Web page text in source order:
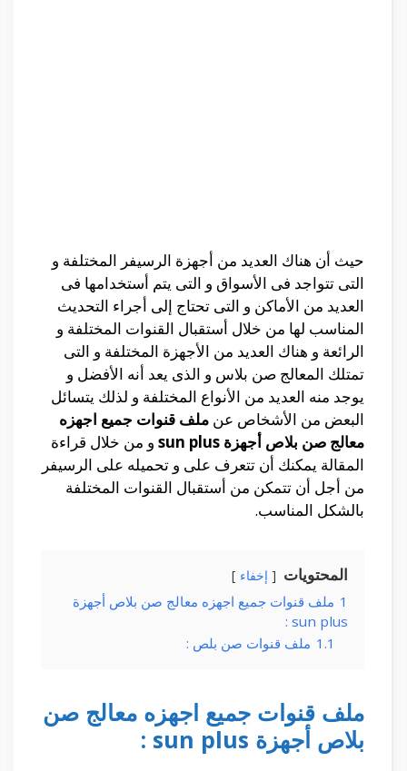
حيث أن هناك العديد من أجهزة الرسيفر المختلفة و
التى تتواجد فى الأسواق و التى يتم أستخدامها فى
العديد من الأماكن و التى تحتاج إلى أجراء التحديث
المناسب لها من خلال أستقبال القنوات المختلفة و
الرائعة و هناك العديد من الأجهزة المختلفة و التى
تمتلك المعالج صن بلاس و الذى يعد أنه الأفضل و
يوجد منه العديد من الأنواع المختلفة و لذلك يتسائل
البعض من الأشخاص عن ملف قنوات جميع اجهزه
معالج صن بلاص أجهزة sun plus
و من خلال قراءة
المقالة يمكنك أن تتعرف على و تحميله على الرسيفر
من أجل أن تتمكن من أستقبال القنوات المختلفة
بالشكل المناسب.
المحتويات إخفاء
1 ملف قنوات جميع اجهزه معالج صن بلاص أجهزة
sun plus :
1.1 ملف قنوات صن بلص :
ملف قنوات جميع اجهزه معالج صن
بلاص أجهزة sun plus :